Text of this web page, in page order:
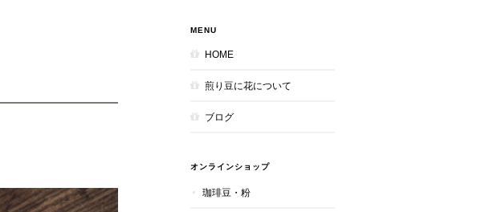
MENU
HOME
煎り豆に花について
ブログ
オンラインショップ
珈琲豆・粉